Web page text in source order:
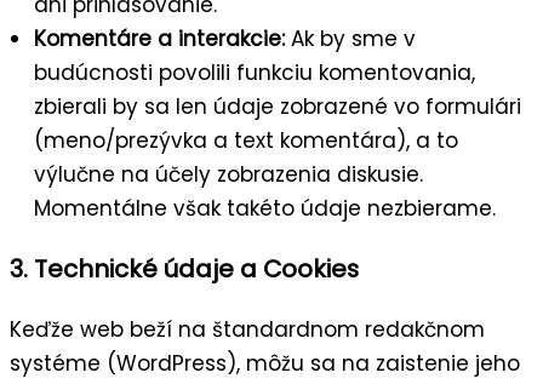
Komentáre a interakcie:Ak by sme v
budúcnosti povolili funkciu komentovania,
zbierali by sa len údaje zobrazené vo formulári
(meno/prezývka a text komentára), a to
výlučne na účely zobrazenia diskusie.
Momentálne však takéto údaje nezbierame.
3. Technické údaje a Cookies
Keďže web beží na štandardnom redakčnom
systéme (WordPress), môžu sa na zaistenie jeho